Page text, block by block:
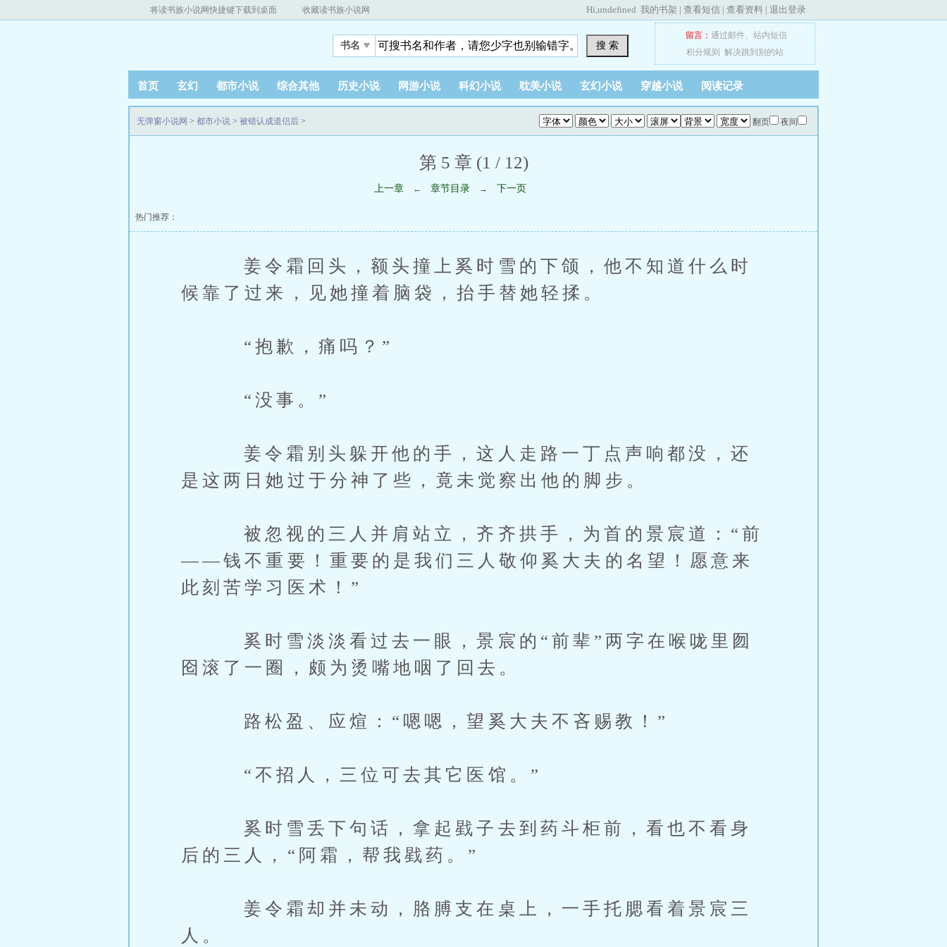
将读书族小说网快捷键下载到桌面 收藏读书族小说网 Hi,undefined 我的书架 | 查看短信 | 查看资料 | 退出登录
书名 搜 索
留言： 通过邮件、 站内短信
积分规则
解决跳到别的站
首页 玄幻 都市小说 综合其他 历史小说 网游小说 科幻小说 耽美小说 玄幻小说 穿越小说 阅读记录
翻页 夜间
无弹窗小说网 > 都市小说 > 被错认成道侣后 >
第 5 章 (1 / 12)
上一章 ← 章节目录 → 下一页
热门推荐：
姜令霜回头，额头撞上奚时雪的下颌，他不知道什么时
候靠了过来，见她撞着脑袋，抬手替她轻揉。
“抱歉，痛吗？”
“没事。”
姜令霜别头躲开他的手，这人走路一丁点声响都没，还
是这两日她过于分神了些，竟未觉察出他的脚步。
被忽视的三人并肩站立，齐齐拱手，为首的景宸道：“前
——钱不重要！重要的是我们三人敬仰奚大夫的名望！愿意来
此刻苦学习医术！”
奚时雪淡淡看过去一眼，景宸的“前辈”两字在喉咙里囫
囵滚了一圈，颇为烫嘴地咽了回去。
路松盈、应煊：“嗯嗯，望奚大夫不吝赐教！”
“不招人，三位可去其它医馆。”
奚时雪丢下句话，拿起戥子去到药斗柜前，看也不看身
后的三人，“阿霜，帮我戥药。”
姜令霜却并未动，胳膊支在桌上，一手托腮看着景宸三
人。